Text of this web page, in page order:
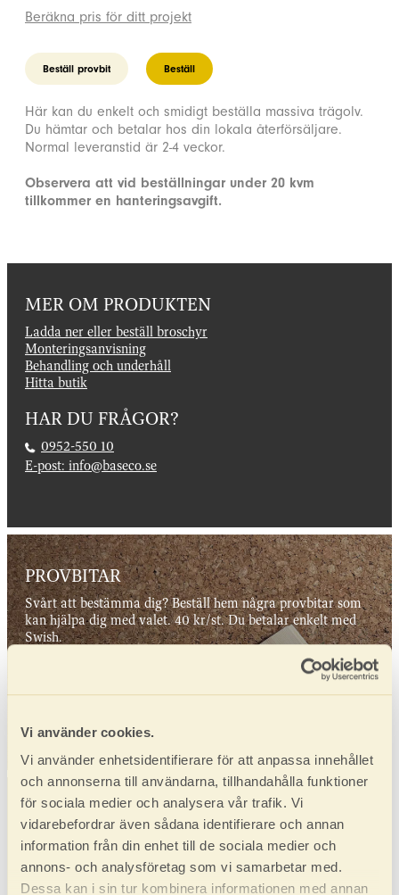
Vi använder cookies.
Vi använder enhetsidentifierare för att anpassa innehållet
och annonserna till användarna, tillhandahålla funktioner
för sociala medier och analysera vår trafik. Vi
vidarebefordrar även sådana identifierare och annan
information från din enhet till de sociala medier och
annons- och analysföretag som vi samarbetar med.
Dessa kan i sin tur kombinera informationen med annan
Beräkna pris för ditt projekt
Beställ provbit Beställ
Här kan du enkelt och smidigt beställa massiva trägolv.
Du hämtar och betalar hos din lokala återförsäljare.
Normal leveranstid är 2-4 veckor.
Observera att vid beställningar under 20 kvm
tillkommer en hanteringsavgift.
MER OM PRODUKTEN
Ladda ner eller beställ broschyr
Monteringsanvisning
Behandling och underhåll
Hitta butik
HAR DU FRÅGOR?
0952-550 10
E-post: info@baseco.se
PROVBITAR
Svårt att bestämma dig? Beställ hem några provbitar som
kan hjälpa dig med valet. 40 kr/st. Du betalar enkelt med
Swish.
VÅRA ÅTERFÖRSÄLJARE
Här hittar du din närmaste återförsäljare. Finns ingen
återförsäljare i närheten, kontakta oss direkt på 0952 550
10.